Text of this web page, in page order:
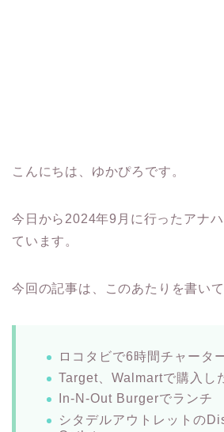
こんにちは、ゆかぴろです。
今日から2024年9月に行ったアナ
ています。
今回の記事は、このあたりを書いて
ロコタビで6時間チャータ
Target、Walmartで購入し
In-N-Out Burgerでランチ
シタデルアウトレットの